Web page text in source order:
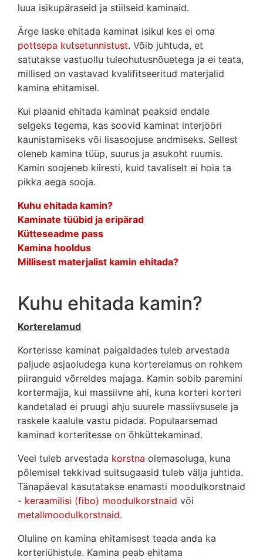
luua isikupäraseid ja stiilseid kaminaid.
Ärge laske ehitada kaminat isikul kes ei oma
pottsepa kutsetunnistust. Võib juhtuda, et
satutakse vastuollu tuleohutusnõuetega ja ei teata,
millised on vastavad kvalifitseeritud materjalid
kamina ehitamisel.
Kui plaanid ehitada kaminat peaksid endale
selgeks tegema, kas soovid kaminat interjööri
kaunistamiseks või lisasoojuse andmiseks. Sellest
oleneb kamina tüüp, suurus ja asukoht ruumis.
Kamin soojeneb kiiresti, kuid tavaliselt ei hoia ta
pikka aega sooja.
Kuhu ehitada kamin?
Kaminate tüübid ja eripärad
Kütteseadme pass
Kamina hooldus
Millisest materjalist kamin ehitada?
Kuhu ehitada kamin?
Korterelamud
Korterisse kaminat paigaldades tuleb arvestada
paljude asjaoludega kuna korterelamus on rohkem
piiranguid võrreldes majaga. Kamin sobib paremini
kortermajja, kui massiivne ahi, kuna korteri korteri
kandetalad ei pruugi ahju suurele massiivsusele ja
raskele kaalule vastu pidada. Populaarsemad
kaminad korteritesse on õhküttekaminad.
Veel tuleb arvestada korstna olemasoluga, kuna
põlemisel tekkivad suitsugaasid tuleb välja juhtida.
Tänapäeval kasutatakse enamasti moodulkorstnaid
- keraamilisi (fibo) moodulkorstnaid või
metallmoodulkorstnaid.
Oluline on kamina ehitamisest teada anda ka
korteriühistule. Kamina peab ehitama